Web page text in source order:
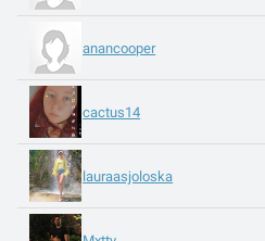
anancooper
cactus14
lauraasjoloska